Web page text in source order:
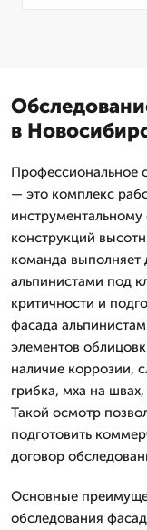
в
Профессиональное
— это комплекс
конструкций
команда выполняет
альпинистами под
критичности и
фасада
элементов
наличие коррозии,
грибка, мха на
Такой осмотр
подготовить
договор
Основные
обследования